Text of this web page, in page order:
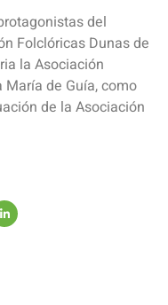
del
Folclóricas Dunas de
la Asociación
de Guía, como
de la Asociación